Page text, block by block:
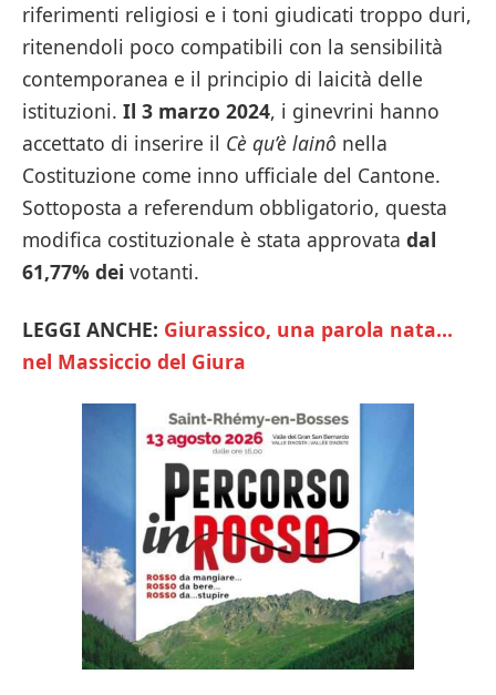
riferimenti religiosi e i toni giudicati troppo duri,
ritenendoli poco compatibili con la sensibilità
contemporanea e il principio di laicità delle
istituzioni. Il 3 marzo 2024, i ginevrini hanno
accettato di inserire il Cè qu’è lainô nella
Costituzione come inno ufficiale del Cantone.
Sottoposta a referendum obbligatorio, questa
modifica costituzionale è stata approvata dal
61,77% dei votanti.
LEGGI ANCHE: Giurassico, una parola nata…
nel Massiccio del Giura